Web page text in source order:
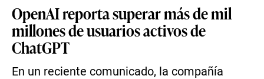
OpenAI reporta superar más de mil
millones de usuarios activos de
ChatGPT
En un reciente comunicado, la compañía